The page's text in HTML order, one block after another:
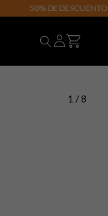
50% DE
1 / 8